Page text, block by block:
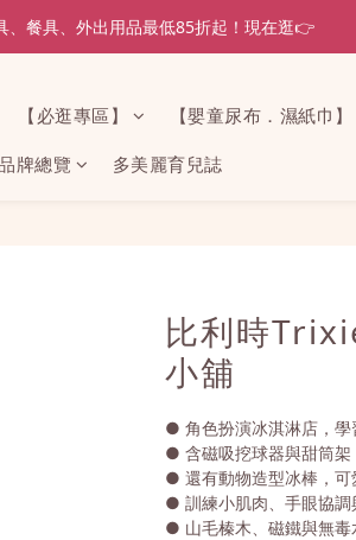
、餐具、外出用品最低85折起！現在逛👉
【必逛專區】 【嬰童尿布．濕紙巾】
牌總覽 多美麗育兒誌
比利時
小舖
● 角色扮演冰淇淋店，學
● 含磁吸挖球器與甜筒架
● 還有動物造型冰棒，可
● 訓練小肌肉、手眼協調
● 山毛榛木、磁鐵與無毒